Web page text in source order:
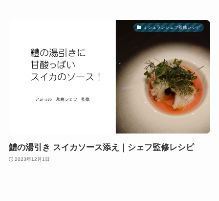
ミシュランシェフ監修レシピ
鱧の湯引き スイカソース添え｜シェフ監修レシピ
2023年12月1日